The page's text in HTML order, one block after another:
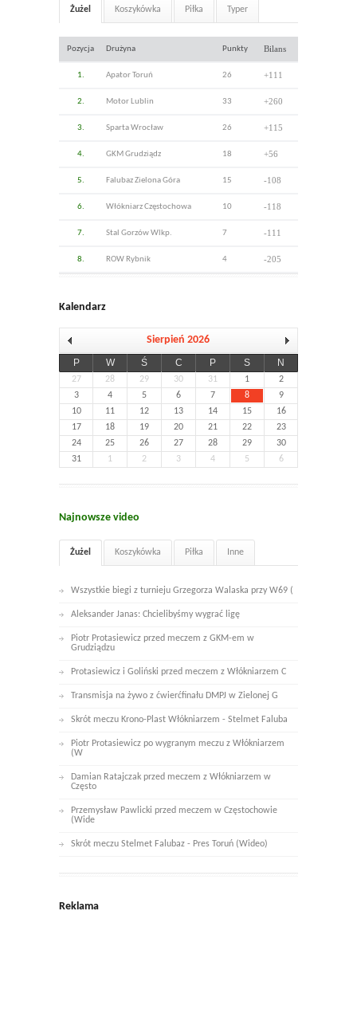
Żużel Koszykówka Piłka Typer
Pozycja Drużyna Punkty Bilans
1. Apator Toruń 26 +111
2. Motor Lublin 33 +260
3. Sparta Wrocław 26 +115
4. GKM Grudziądz 18 +56
5. Falubaz Zielona Góra 15 -108
6. Włókniarz Częstochowa 10 -118
7. Stal Gorzów Wlkp. 7 -111
8. ROW Rybnik 4 -205
Kalendarz
Sierpień 2026
P W Ś C P S N
27 28 29 30 31 1
2
3
4 5 6 7 8
9
10
11 12 13 14 15
16
17
18 19 20 21 22
23
24
25 26 27 28 29
30
31
1 2 3 4 5 6
Najnowsze video
Żużel Koszykówka Piłka Inne
Wszystkie biegi z turnieju Grzegorza Walaska przy W69 (
Aleksander Janas: Chcielibyśmy wygrać ligę
Piotr Protasiewicz przed meczem z GKM-em w
Grudziądzu
Protasiewicz i Goliński przed meczem z Włókniarzem C
Transmisja na żywo z ćwierćfinału DMPJ w Zielonej G
Skrót meczu Krono-Plast Włókniarzem - Stelmet Faluba
Piotr Protasiewicz po wygranym meczu z Włókniarzem
(W
Damian Ratajczak przed meczem z Włókniarzem w
Często
Przemysław Pawlicki przed meczem w Częstochowie
(Wide
Skrót meczu Stelmet Falubaz - Pres Toruń (Wideo)
Reklama